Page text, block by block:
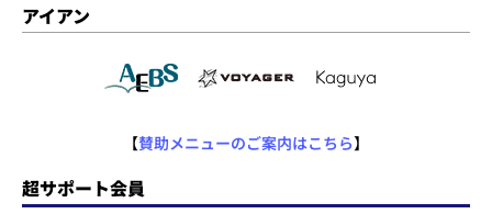
アイアン
【賛助メニューのご案内はこちら】
超サポート会員